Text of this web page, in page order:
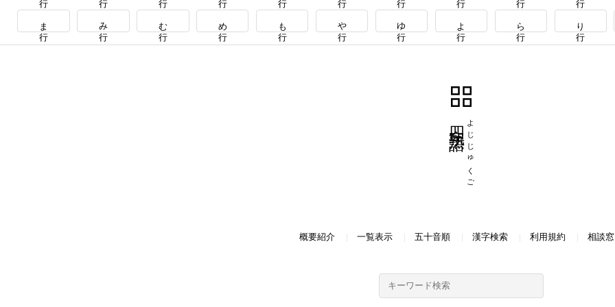
ま行 み行 む行 め行 も行 や行 ゆ行 よ行 ら行 り行
よじじゅくご
概要紹介 一覧表示 五十音順 漢字検索 利用規約 相談窓